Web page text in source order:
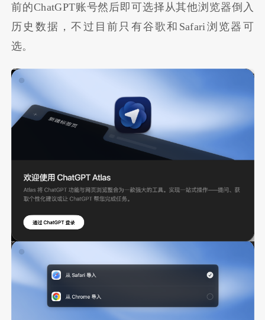
前的ChatGPT账号然后即可选择从其他浏览器倒入
历史数据，不过目前只有谷歌和Safari浏览器可
选。